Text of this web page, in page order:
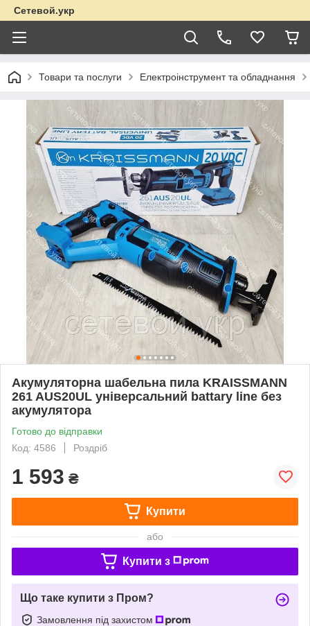
Сетевой.укр
Товари та послуги Електроінструмент та обладнання
Акумуляторна шабельна пила KRAISSMANN
261 AUS20UL універсальний battary line без
акумулятора
Готово до відправки
Код: 4586
Роздріб
1 593 ₴
Купити
або
Купити з
Що таке купити з Пром?
Замовлення під захистом